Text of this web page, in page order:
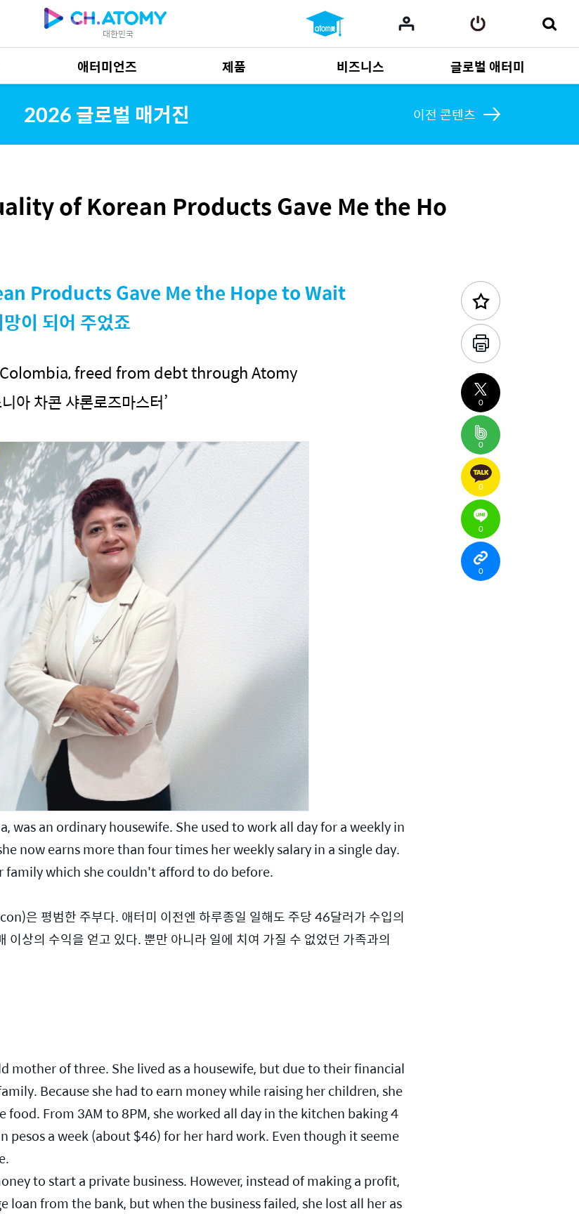
대한민국
애터미언즈 제품
제품 자료685
비즈니스
사업 자료165
글로벌 애터미
Multi-language
2026 글로벌 매거진 이전 콘텐츠
of Korean Products Gave Me the Ho
Products Gave Me the Hope to Wait
이 되어 주었죠
freed from debt through Atomy
아 차콘 샤론로즈마스터’
was an ordinary housewife. She used to work all day for a weekly in
now earns more than four times her weekly salary in a single day.
which she couldn't afford to do before.
은 평범한 주부다. 애터미 이전엔 하루종일 일해도 주당 46달러가 수입의
상의 수익을 얻고 있다. 뿐만 아니라 일에 치여 가질 수 없었던 가족과의
mother of three. She lived as a housewife, but due to their financial
Because she had to earn money while raising her children, she
From 3AM to 8PM, she worked all day in the kitchen baking 4
pesos a week (about $46) for her hard work. Even though it seeme
to start a private business. However, instead of making a profit,
loan from the bank, but when the business failed, she lost all her as